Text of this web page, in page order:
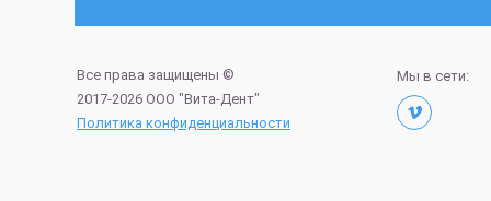
Все права защищены ©
2017-2026 ООО "Вита-Дент"
Политика конфиденциальности
Мы в сети: